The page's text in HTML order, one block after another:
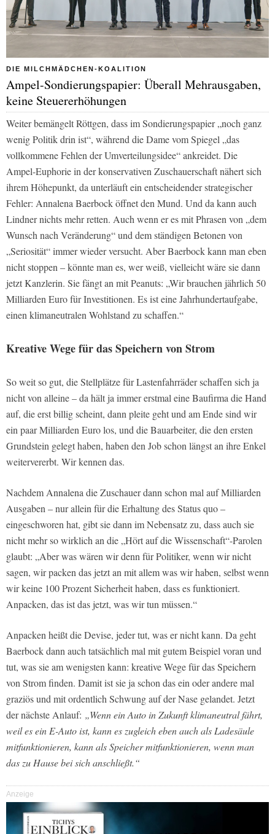
DIE MILCHMÄDCHEN-KOALITION
Ampel-Sondierungspapier: Überall Mehrausgaben,
keine Steuererhöhungen
Weiter bemängelt Röttgen, dass im Sondierungspapier „noch ganz
wenig Politik drin ist“, während die Dame vom Spiegel „das
vollkommene Fehlen der Umverteilungsidee“ ankreidet. Die
Ampel-Euphorie in der konservativen Zuschauerschaft nähert sich
ihrem Höhepunkt, da unterläuft ein entscheidender strategischer
Fehler: Annalena Baerbock öffnet den Mund. Und da kann auch
Lindner nichts mehr retten. Auch wenn er es mit Phrasen von „dem
Wunsch nach Veränderung“ und dem ständigen Betonen von
„Seriosität“ immer wieder versucht. Aber Baerbock kann man eben
nicht stoppen – könnte man es, wer weiß, vielleicht wäre sie dann
jetzt Kanzlerin. Sie fängt an mit Peanuts: „Wir brauchen jährlich 50
Milliarden Euro für Investitionen. Es ist eine Jahrhundertaufgabe,
einen klimaneutralen Wohlstand zu schaffen.“
Kreative Wege für das Speichern von Strom
So weit so gut, die Stellplätze für Lastenfahrräder schaffen sich ja
nicht von alleine – da hält ja immer erstmal eine Baufirma die Hand
auf, die erst billig scheint, dann pleite geht und am Ende sind wir
ein paar Milliarden Euro los, und die Bauarbeiter, die den ersten
Grundstein gelegt haben, haben den Job schon längst an ihre Enkel
weitervererbt. Wir kennen das.
Nachdem Annalena die Zuschauer dann schon mal auf Milliarden
Ausgaben – nur allein für die Erhaltung des Status quo –
eingeschworen hat, gibt sie dann im Nebensatz zu, dass auch sie
nicht mehr so wirklich an die „Hört auf die Wissenschaft“-Parolen
glaubt: „Aber was wären wir denn für Politiker, wenn wir nicht
sagen, wir packen das jetzt an mit allem was wir haben, selbst wenn
wir keine 100 Prozent Sicherheit haben, dass es funktioniert.
Anpacken, das ist das jetzt, was wir tun müssen.“
Anpacken heißt die Devise, jeder tut, was er nicht kann. Da geht
Baerbock dann auch tatsächlich mal mit gutem Beispiel voran und
tut, was sie am wenigsten kann: kreative Wege für das Speichern
von Strom finden. Damit ist sie ja schon das ein oder andere mal
graziös und mit ordentlich Schwung auf der Nase gelandet. Jetzt
der nächste Anlauf: „Wenn ein Auto in Zukunft klimaneutral fährt,
weil es ein E-Auto ist, kann es zugleich eben auch als Ladesäule
mitfunktionieren, kann als Speicher mitfunktionieren, wenn man
das zu Hause bei sich anschließt.“
Anzeige